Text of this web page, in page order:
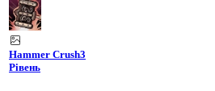
Hammer Crush3
Рівень